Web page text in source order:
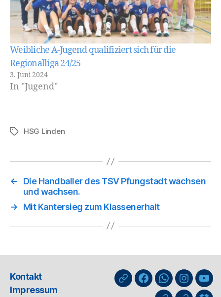
Weibliche A-Jugend qualifiziert sich für die
Regionalliga 24/25
3. Juni 2024
In "Jugend"
Schlagwörter
HSG Linden
←
Die Handballer des TSV Pfungstadt wachsen
und wachsen.
→
Mit Kantersieg zum Klassenerhalt
Kontakt
Impressum
nuLigaFacebookWhatsApp-